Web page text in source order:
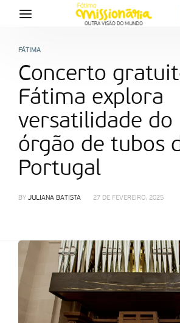
FÁTIMA
Concerto
Fátima explora
versatilidade do
órgão de tubos
Portugal
BY JULIANA BATISTA 27 DE FEVEREIRO, 2025